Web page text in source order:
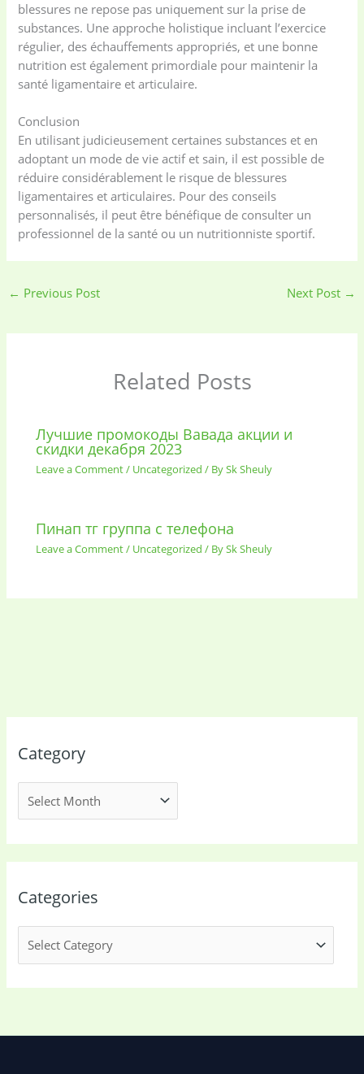
Bathroom
Appliances
Electronics(6)
Gadget Accessories
(2)
(6)
(52)
Ladies Tote Bag(5) Mens Fashion(4)
Storage Bag
Uncategorized(15)
Category
Categories
blessures ne repose pas uniquement sur la prise de
substances. Une approche holistique incluant l’exercice
régulier, des échauffements appropriés, et une bonne
nutrition est également primordiale pour maintenir la
santé ligamentaire et articulaire.
Conclusion
En utilisant judicieusement certaines substances et en
adoptant un mode de vie actif et sain, il est possible de
réduire considérablement le risque de blessures
ligamentaires et articulaires. Pour des conseils
personnalisés, il peut être bénéfique de consulter un
professionnel de la santé ou un nutritionniste sportif.
← Previous Post Next Post →
Related Posts
Лучшие промокоды Вавада акции и
скидки декабря 2023
Leave a Comment/ Uncategorized / BySk Sheuly
Пинап тг группа с телефона
Leave a Comment/ Uncategorized / BySk Sheuly